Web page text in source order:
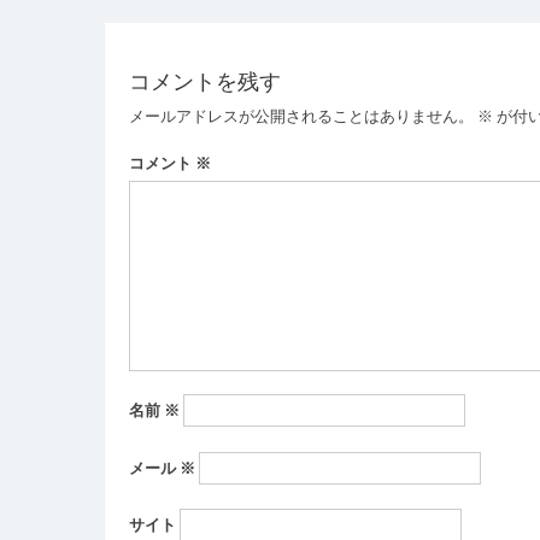
稿
ビ
ゲ
ー
コメントを残す
メールアドレスが公開されることはありません。 ※ が付
コメント ※
名前 ※
メール ※
サイト